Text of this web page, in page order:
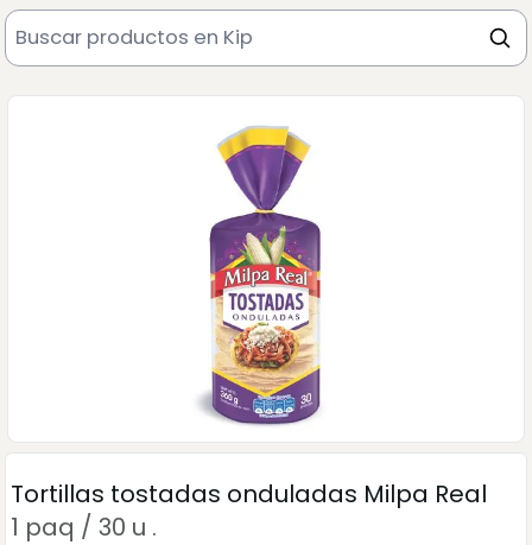
Tortillas tostadas onduladas Milpa Real
1 paq / 30 u .